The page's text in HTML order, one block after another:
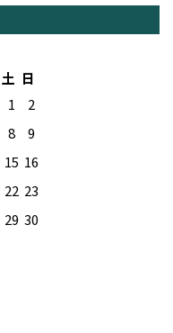
土 日
1
2
8
9
15 16
22 23
29 30